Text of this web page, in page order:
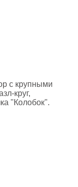
с крупными
круг,
"Колобок".